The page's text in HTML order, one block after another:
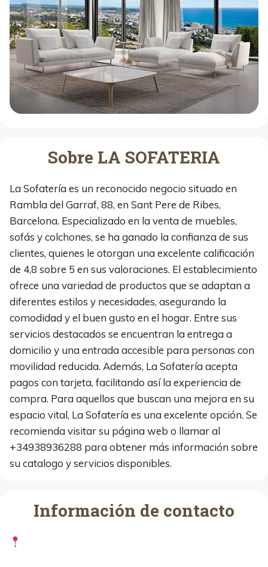
Sobre LA SOFATERIA
La Sofatería es un reconocido negocio situado en
Rambla del Garraf, 88, en Sant Pere de Ribes,
Barcelona. Especializado en la venta de muebles,
sofás y colchones, se ha ganado la confianza de sus
clientes, quienes le otorgan una excelente calificación
de 4,8 sobre 5 en sus valoraciones. El establecimiento
ofrece una variedad de productos que se adaptan a
diferentes estilos y necesidades, asegurando la
comodidad y el buen gusto en el hogar. Entre sus
servicios destacados se encuentran la entrega a
domicilio y una entrada accesible para personas con
movilidad reducida. Además, La Sofatería acepta
pagos con tarjeta, facilitando así la experiencia de
compra. Para aquellos que buscan una mejora en su
espacio vital, La Sofatería es una excelente opción. Se
recomienda visitar su página web o llamar al
+34938936288 para obtener más información sobre
su catalogo y servicios disponibles.
Información de contacto